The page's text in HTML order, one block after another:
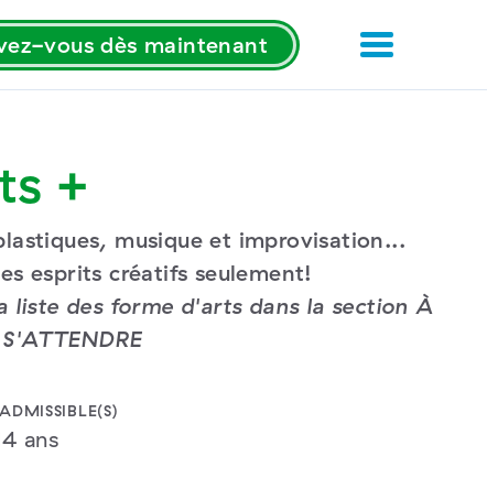
vous dès maintenant
+
musique et improvisation...
esprits créatifs seulement!
liste des forme d'arts dans la section À
ans